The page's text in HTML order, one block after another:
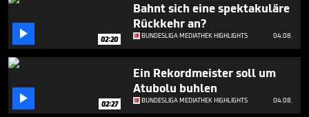
 02:20
Bahnt sich eine spektakuläre
Rückkehr an?
BUNDESLIGA MEDIATHEK HIGHLIGHTS 04.08.
 02:27
Ein Rekordmeister soll um
Atubolu buhlen
BUNDESLIGA MEDIATHEK HIGHLIGHTS 04.08.